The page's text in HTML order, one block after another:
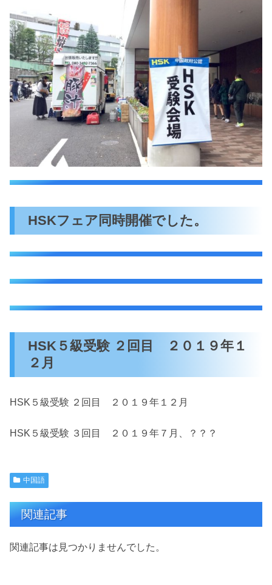
HSKフェア同時開催でした。
HSK５級受験 ２回目 ２０１９年１
２月
HSK５級受験 ２回目 ２０１９年１２月
HSK５級受験 ３回目 ２０１９年７月、？？？
中国語
関連記事
関連記事は見つかりませんでした。